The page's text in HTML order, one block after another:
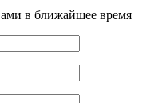
в ближайшее время